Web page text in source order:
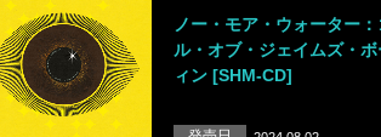
ノー・モア・ウォーター
ル・オブ・ジェイムズ・
ィン [SHM-CD]